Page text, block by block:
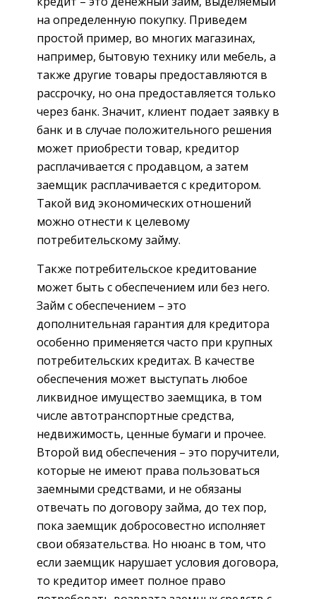
на определенную покупку. Приведем
простой пример, во многих магазинах,
например, бытовую технику или мебель, а
также другие товары предоставляются в
рассрочку, но она предоставляется только
через банк. Значит, клиент подает заявку в
банк и в случае положительного решения
может приобрести товар, кредитор
расплачивается с продавцом, а затем
заемщик расплачивается с кредитором.
Такой вид экономических отношений
можно отнести к целевому
потребительскому займу.
Также потребительское кредитование
может быть с обеспечением или без него.
Займ с обеспечением – это
дополнительная гарантия для кредитора
особенно применяется часто при крупных
потребительских кредитах. В качестве
обеспечения может выступать любое
ликвидное имущество заемщика, в том
числе автотранспортные средства,
недвижимость, ценные бумаги и прочее.
Второй вид обеспечения – это поручители,
которые не имеют права пользоваться
заемными средствами, и не обязаны
отвечать по договору займа, до тех пор,
пока заемщик добросовестно исполняет
свои обязательства. Но нюанс в том, что
если заемщик нарушает условия договора,
то кредитор имеет полное право